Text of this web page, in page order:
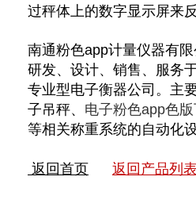
过秤体上的数字显示屏来反
南通粉色app计量仪器有限公
研发、设计、销售
专业型电子衡器公司。主
子吊秤、 电子粉色app色
等相关称重系统的自动化设计
返回首页 返回产品列表